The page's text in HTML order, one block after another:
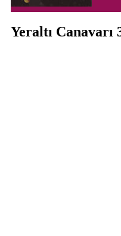
Yeraltı Canavarı